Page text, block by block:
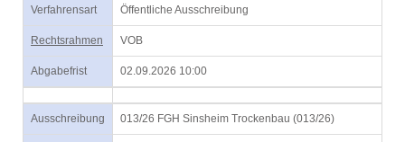
Verfahrensart Öffentliche Ausschreibung
Rechtsrahmen VOB
Abgabefrist 02.09.2026 10:00
Ausschreibung 013/26 FGH Sinsheim Trockenbau (013/26)